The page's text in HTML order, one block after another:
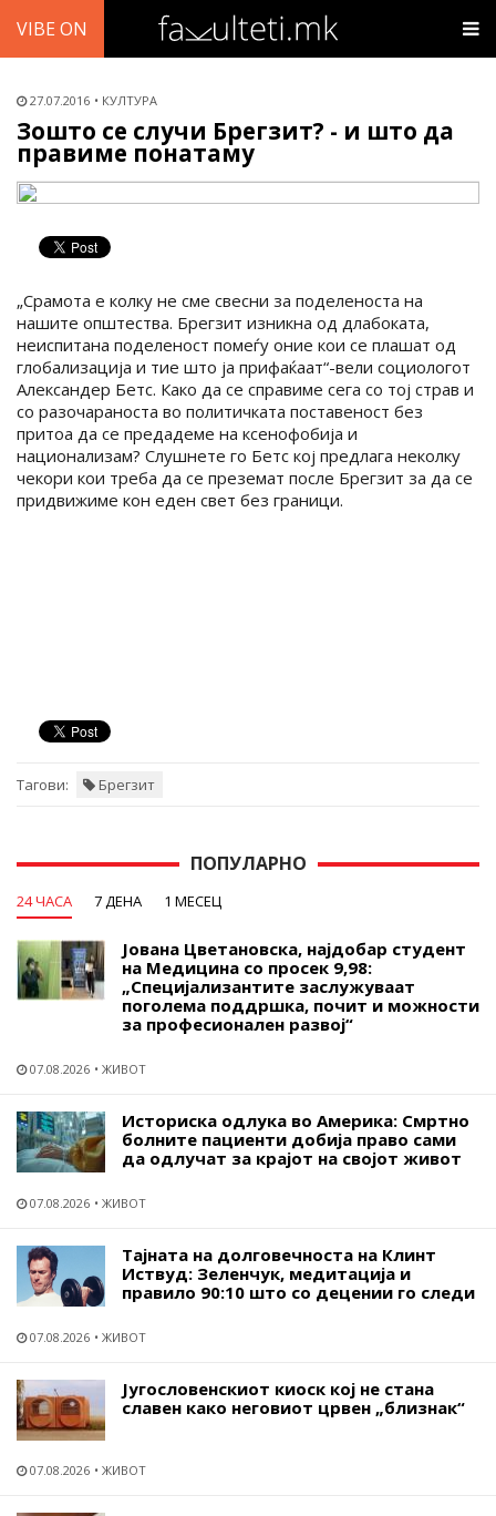
VIBE ON
27.07.2016 КУЛТУРА
Зошто се случи Брегзит? - и што да
правиме понатаму
„Срамота е колку не сме свесни за поделеноста на
нашите општества. Брегзит изникна од длабоката,
неиспитана поделеност помеѓу оние кои се плашат од
глобализација и тие што ја прифаќаат“-вели социологот
Александер Бетс. Како да се справиме сега со тој страв и
со разочараноста во политичката поставеност без
притоа да се предадеме на ксенофобија и
национализам? Слушнете го Бетс кој предлага неколку
чекори кои треба да се преземат после Брегзит за да се
придвижиме кон еден свет без граници.
Тагови: Брегзит
ПОПУЛАРНО
24 ЧАСА 7 ДЕНА 1 МЕСЕЦ
Јована Цветановска, најдобар студент
на Медицина со просек 9,98:
„Специјализантите заслужуваат
поголема поддршка, почит и можности
за професионален развој“
07.08.2026 ЖИВОТ
Историска одлука во Америка: Смртно
болните пациенти добија право сами
да одлучат за крајот на својот живот
07.08.2026 ЖИВОТ
Тајната на долговечноста на Клинт
Иствуд: Зеленчук, медитација и
правило 90:10 што со децении го следи
07.08.2026 ЖИВОТ
Југословенскиот киоск кој не стана
славен како неговиот црвен „близнак“
07.08.2026 ЖИВОТ